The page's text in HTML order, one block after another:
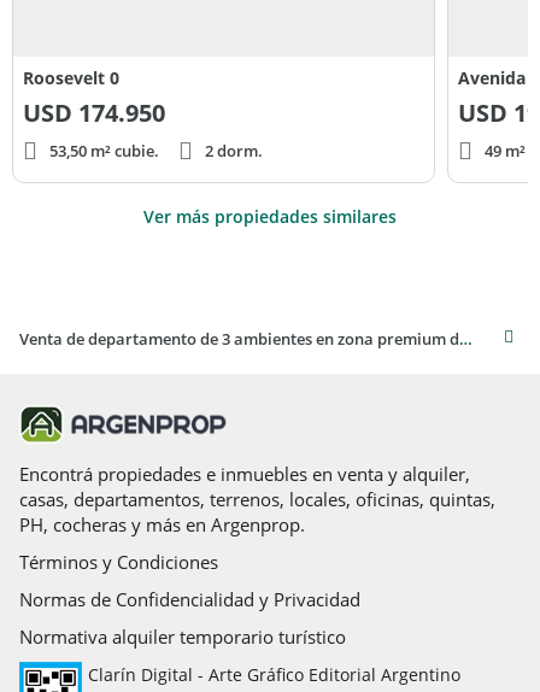
Roosevelt 0
USD 174.950
53,50 m² cubie. 2 dorm.
Avenida
USD
49 m²
Ver más propiedades similares
Venta de departamento de 3 ambientes en zona premium de Maldonado
Encontrá propiedades e inmuebles en venta y alquiler,
casas, departamentos, terrenos, locales, oficinas, quintas,
PH, cocheras y más en Argenprop.
Términos y Condiciones
Normas de Confidencialidad y Privacidad
Normativa alquiler temporario turístico
Clarín Digital - Arte Gráfico Editorial Argentino